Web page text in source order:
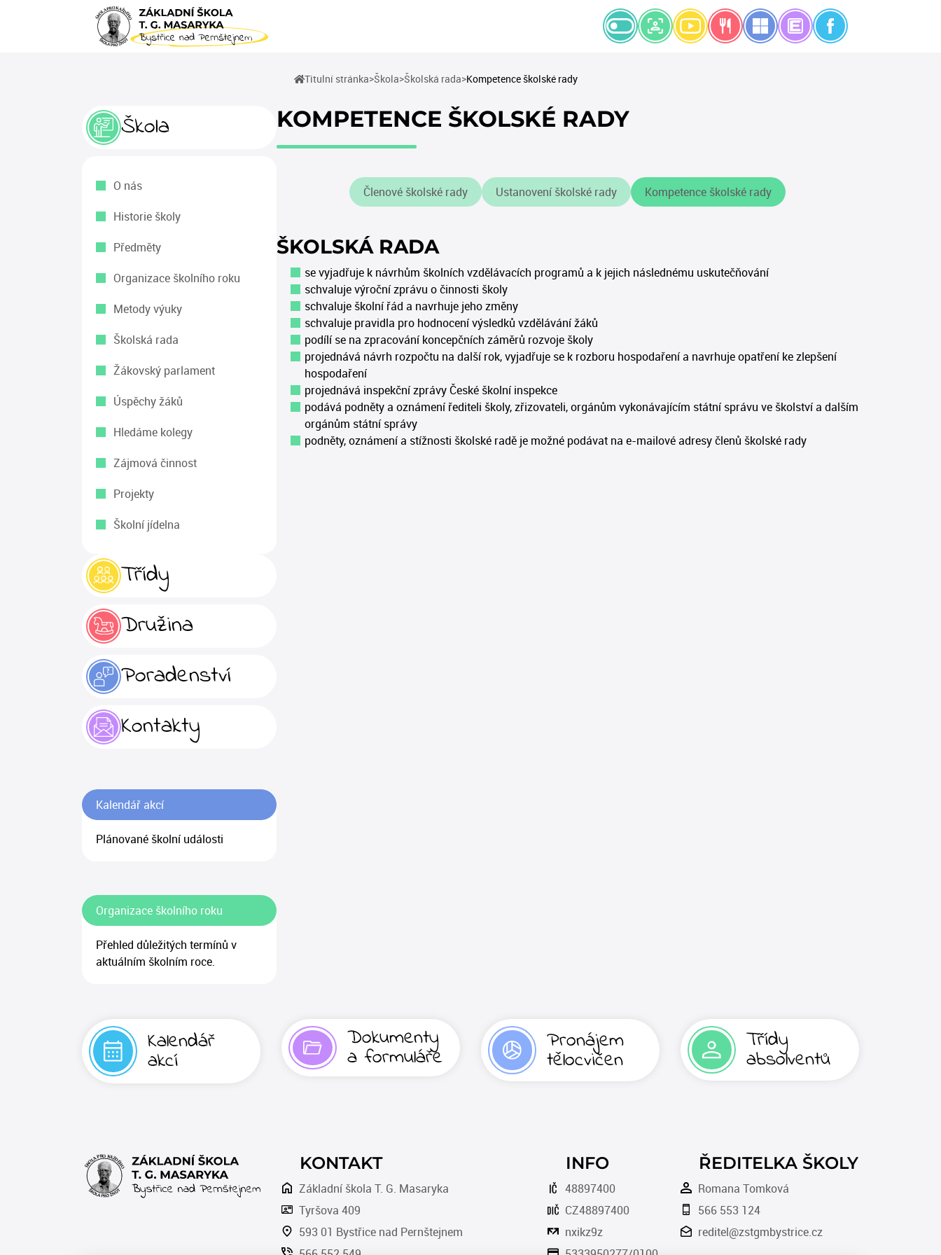
Titulní stránka(current)
Škola(current)
Školská rada(current)
Kompetence školské rady
Škola
O nás
Historie školy
Předměty
Organizace školního roku
Metody výuky
Školská rada
Žákovský parlament
Úspěchy žáků
Hledáme kolegy
Zájmová činnost
Projekty
Školní jídelna
Třídy
Družina
Poradenství
Kontakty
Kalendář akcí
Plánované školní události
Organizace školního roku
Přehled důležitých termínů v
aktuálním školním roce.
KOMPETENCE ŠKOLSKÉ RADY
Členové školské rady Ustanovení školské rady Kompetence školské rady
ŠKOLSKÁ RADA
se vyjadřuje k návrhům školních vzdělávacích programů a k jejich následnému uskutečňování
schvaluje výroční zprávu o činnosti školy
schvaluje školní řád a navrhuje jeho změny
schvaluje pravidla pro hodnocení výsledků vzdělávání žáků
podílí se na zpracování koncepčních záměrů rozvoje školy
projednává návrh rozpočtu na další rok, vyjadřuje se k rozboru hospodaření a navrhuje opatření ke zlepšení
hospodaření
projednává inspekční zprávy České školní inspekce
podává podněty a oznámení řediteli školy, zřizovateli, orgánům vykonávajícím státní správu ve školství a dalším
orgánům státní správy
podněty, oznámení a stížnosti školské radě je možné podávat na e-mailové adresy členů školské rady
Kalendář
akcí
Dokumenty
a formuláře
Pronájem
tělocvičen
Třídy
absolventů
KONTAKT
Základní škola T. G. Masaryka
Tyršova 409
593 01 Bystřice nad Pernštejnem
INFO
48897400
CZ48897400
nxikz9z
ŘEDITELKA ŠKOLY
Romana Tomková
566 553 124
reditel@zstgmbystrice.cz